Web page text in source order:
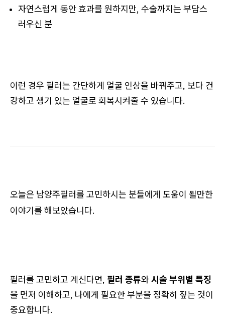
자연스럽게 동안 효과를 원하지만, 수술까지는 부담스
러우신 분
이런 경우 필러는 간단하게 얼굴 인상을 바꿔주고, 보다 건
강하고 생기 있는 얼굴로 회복시켜줄 수 있습니다.
오늘은 남양주필러를 고민하시는 분들에게 도움이 될만한
이야기를 해보았습니다.
필러를 고민하고 계신다면, 필러 종류와시술 부위별 특징
을 먼저 이해하고, 나에게 필요한 부분을 정확히 짚는 것이
중요합니다.